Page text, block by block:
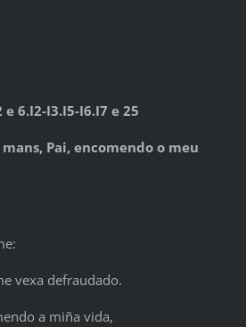
e 6.I2-I3.I5-I6.I7 e 25
mans, Pai, encomendo o meu
vexa defraudado.
a miña vida,